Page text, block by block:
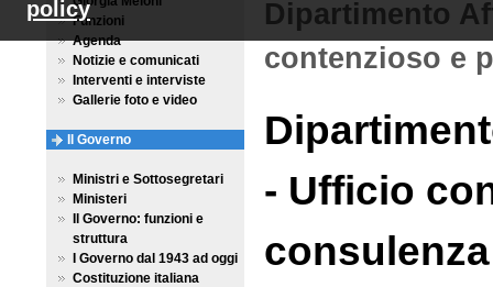
policy
Dipartimento
contenzioso e
- Ufficio
Funzioni
Agenda
Notizie e comunicati
Interventi e interviste
Gallerie foto e video
Il Governo
Ministri e Sottosegretari
Ministeri
Il Governo: funzioni e
struttura
I Governo dal 1943 ad oggi
Costituzione italiana